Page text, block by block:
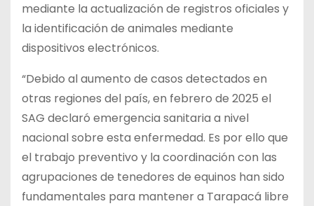
mediante la actualización de registros oficiales y
la identificación de animales mediante
dispositivos electrónicos.
“Debido al aumento de casos detectados en
otras regiones del país, en febrero de 2025 el
SAG declaró emergencia sanitaria a nivel
nacional sobre esta enfermedad. Es por ello que
el trabajo preventivo y la coordinación con las
agrupaciones de tenedores de equinos han sido
fundamentales para mantener a Tarapacá libre